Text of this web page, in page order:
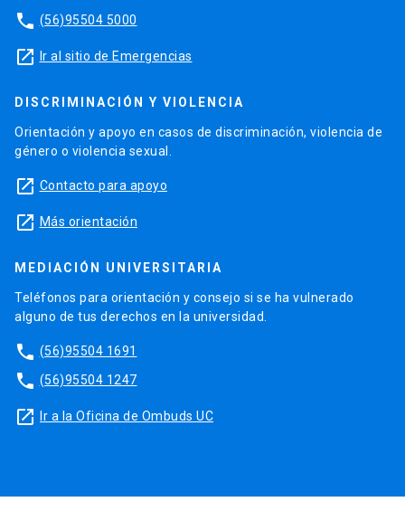
phone (56)95504 5000
launch Ir al sitio de Emergencias
DISCRIMINACIÓN Y VIOLENCIA
Orientación y apoyo en casos de discriminación, violencia de
género o violencia sexual.
launch Contacto para apoyo
launch Más orientación
MEDIACIÓN UNIVERSITARIA
Teléfonos para orientación y consejo si se ha vulnerado
alguno de tus derechos en la universidad.
phone (56)95504 1691
phone (56)95504 1247
launch Ir a la Oficina de Ombuds UC